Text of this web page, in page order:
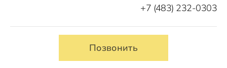
+7 (483) 232-0303
Позвонить